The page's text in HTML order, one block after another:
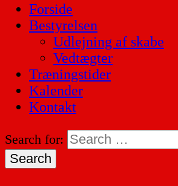
Forside
Bestyrelsen
Udlejning af skabe
Vedtægter
Træningstider
Kalender
Kontakt
Search for: